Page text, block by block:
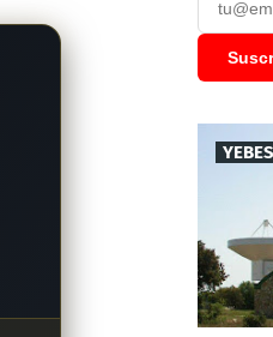
YEBES